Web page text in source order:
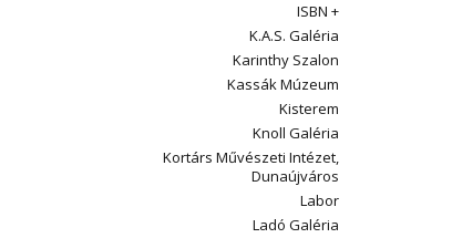
ISBN +
K.A.S. Galéria
Karinthy Szalon
Kassák Múzeum
Kisterem
Knoll Galéria
Kortárs Művészeti Intézet,
Dunaújváros
Labor
Ladó Galéria